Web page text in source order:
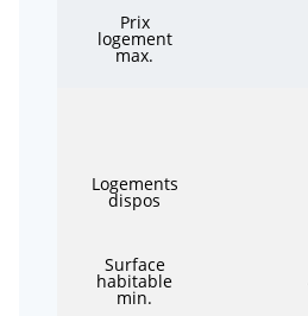
Prix
logement
max.
Logements
dispos
Surface
habitable
min.